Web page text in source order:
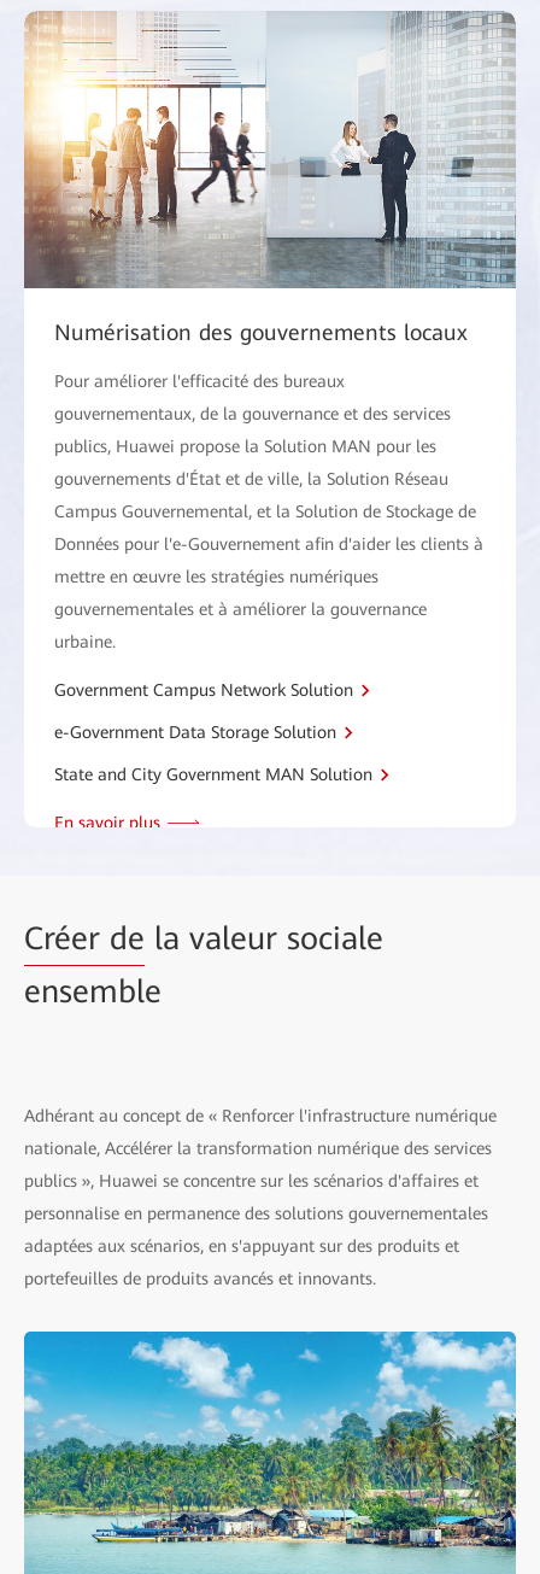
Numérisation des gouvernements locaux
Pour améliorer l'efficacité des bureaux
gouvernementaux, de la gouvernance et des services
publics, Huawei propose la Solution MAN pour les
gouvernements d'État et de ville, la Solution Réseau
Campus Gouvernemental, et la Solution de Stockage de
Données pour l'e-Gouvernement afin d'aider les clients à
mettre en œuvre les stratégies numériques
gouvernementales et à améliorer la gouvernance
urbaine.
Government Campus Network Solution
e-Government Data Storage Solution
State and City Government MAN Solution
En savoir plus
Créer de la valeur sociale
ensemble
Adhérant au concept de « Renforcer l'infrastructure numérique
nationale, Accélérer la transformation numérique des services
publics », Huawei se concentre sur les scénarios d'affaires et
personnalise en permanence des solutions gouvernementales
adaptées aux scénarios, en s'appuyant sur des produits et
portefeuilles de produits avancés et innovants.